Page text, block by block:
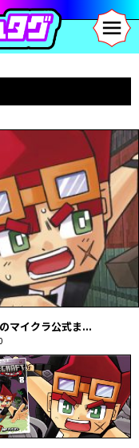
マイクラ公式ま...